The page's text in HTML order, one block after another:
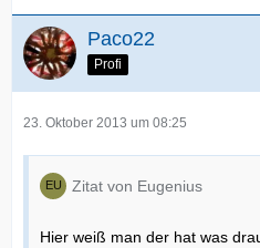
Paco22
Profi
23. Oktober 2013 um 08:25
Zitat von Eugenius
Hier weiß man der hat was